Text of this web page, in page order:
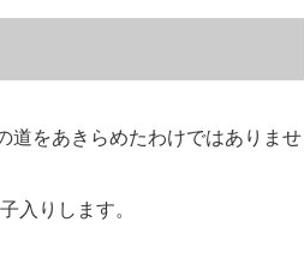
道をあきらめたわけではありませ
入りします。